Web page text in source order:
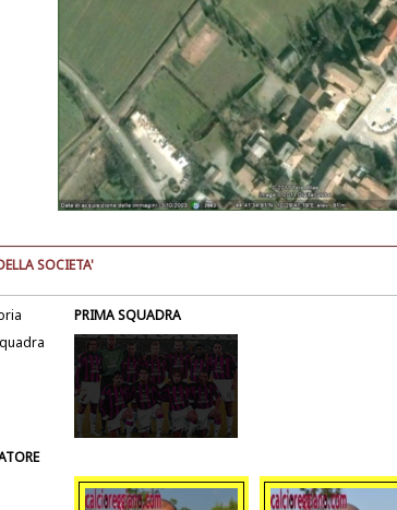
SOCIETA'
PRIMA SQUADRA